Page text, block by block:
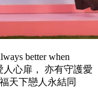
better when
人心扉， 亦有守護愛
天下戀人永結同